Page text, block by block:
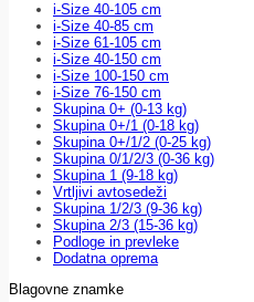
i-Size 40-105 cm
i-Size 40-85 cm
i-Size 61-105 cm
i-Size 40-150 cm
i-Size 100-150 cm
i-Size 76-150 cm
Skupina 0+ (0-13 kg)
Skupina 0+/1 (0-18 kg)
Skupina 0+/1/2 (0-25 kg)
Skupina 0/1/2/3 (0-36 kg)
Skupina 1 (9-18 kg)
Vrtljivi avtosedeži
Skupina 1/2/3 (9-36 kg)
Skupina 2/3 (15-36 kg)
Podloge in prevleke
Dodatna oprema
Blagovne znamke